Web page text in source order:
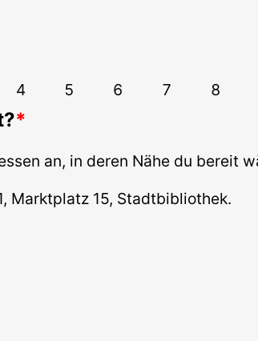
4 5 6 7 8
an, in deren Nähe du bereit
Marktplatz 15, Stadtbibliothek.